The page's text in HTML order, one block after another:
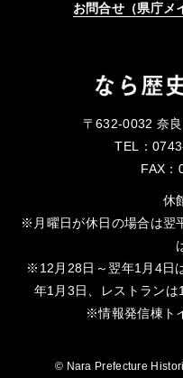
お問合せ（県庁メ
〒632-0032 奈
TEL：
FAX
休
※月曜日が休日の場合は翌
※12月28日～翌年1月4日
年1月3日、レストランは
※情報発信棟ト
© Nara Prefecture